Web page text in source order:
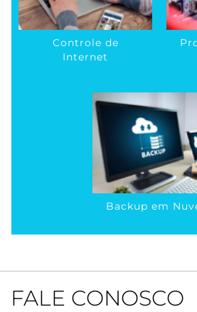
Controle de
Internet
Backup em
FALE CONOSCO